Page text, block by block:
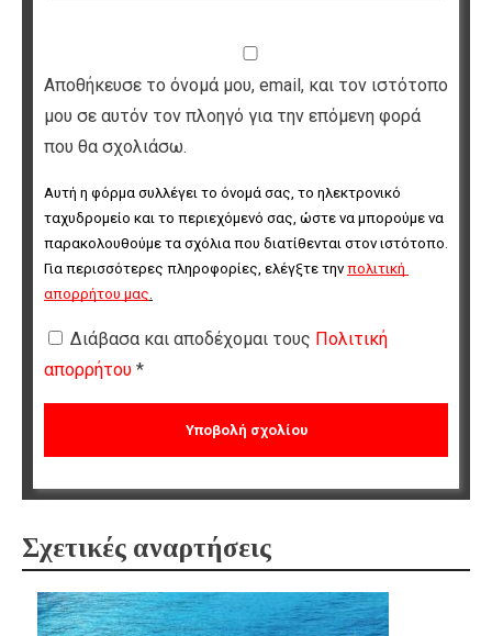
Αποθήκευσε το όνομά μου, email, και τον ιστότοπο
μου σε αυτόν τον πλοηγό για την επόμενη φορά
που θα σχολιάσω.
Αυτή η φόρμα συλλέγει το όνομά σας, το ηλεκτρονικό
ταχυδρομείο και το περιεχόμενό σας, ώστε να μπορούμε να
παρακολουθούμε τα σχόλια που διατίθενται στον ιστότοπο.
Για περισσότερες πληροφορίες, ελέγξτε την πολιτική
απορρήτου μας.
Διάβασα και αποδέχομαι τους Πολιτική
απορρήτου *
Σχετικές αναρτήσεις